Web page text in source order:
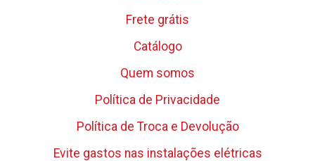
Frete grátis
Catálogo
Quem somos
Política de Privacidade
Política de Troca e Devolução
Evite gastos nas instalações elétricas